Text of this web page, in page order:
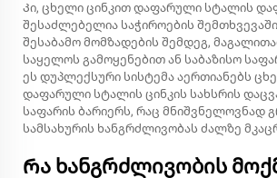
Კი, ცხელი ცინკით დაფარული სტალის
შესაძლებელია საჭიროების
შესაბამო მომზადების შემდეგ,
საყელოს გამოყენებით ან საბაზისო
ეს დუპლექსური სისტემა აერთიანებს
დაფარული სტალის ცინკის სახსრის
საფარის ბარიერს, რაც მნიშვნელოვნად
სამსახურის ხანგრძლივობას ძალზე
Რა ხანგრძლივობის